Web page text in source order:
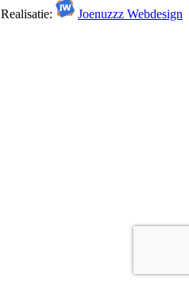
Realisatie:
Joenuzzz Webdesign